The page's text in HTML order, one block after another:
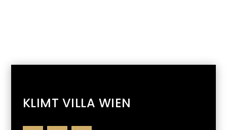
KLIMT VILLA WIEN